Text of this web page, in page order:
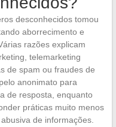
desconhecidos tomou
aborrecimento e
razões explicam
telemarketing
de spam ou fraudes de
anonimato para
de resposta, enquanto
práticas muito menos
de informações.